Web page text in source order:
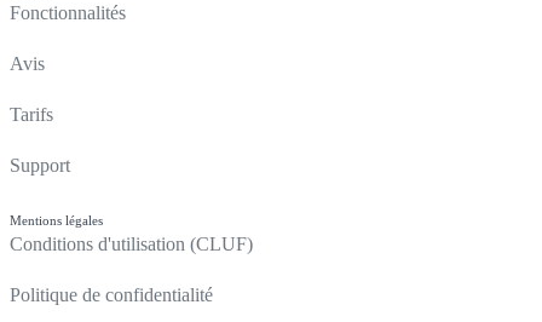
Fonctionnalités
Avis
Tarifs
Support
Mentions légales
Conditions d'utilisation (CLUF)
Politique de confidentialité